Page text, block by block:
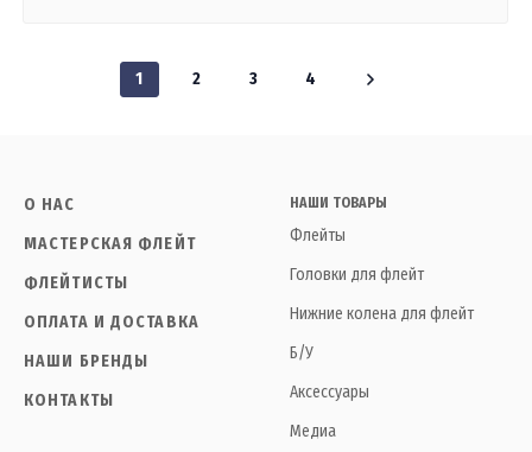
1 2 3 4
О НАС
МАСТЕРСКАЯ ФЛЕЙТ
ФЛЕЙТИСТЫ
ОПЛАТА И ДОСТАВКА
НАШИ БРЕНДЫ
КОНТАКТЫ
НАШИ ТОВАРЫ
Флейты
Головки для флейт
Нижние колена для флейт
Б/У
Аксессуары
Медиа